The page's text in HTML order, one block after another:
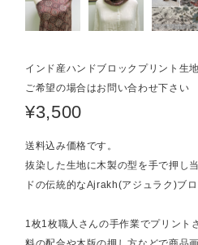
インド産ハンドブロックプリント
ご希望の場合はお問い合わせ下さい
¥3,500
送料込み価格です。
抜染した生地に木製の型を手で押し
ドの伝統的なAjrakh(アジュラク)ブ
1枚1枚職人さんの手作業でプリント